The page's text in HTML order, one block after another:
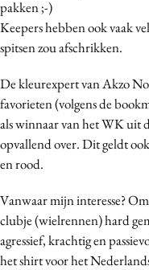
PR
Programmatic
Reputatie & crisis
pakken ;-)
Keepers hebben ook vaak
spitsen zou afschrikken.
De kleurexpert van Akzo
favorieten (volgens de
als winnaar van het WK uit
opvallend over. Dit geldt
en rood.
Vanwaar mijn interesse?
clubje (wielrennen) hard
agressief, krachtig en
het shirt voor het